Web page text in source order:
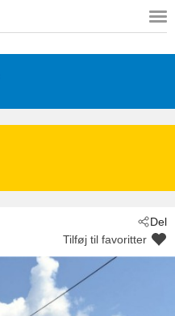
Del
Tilføj til favoritter